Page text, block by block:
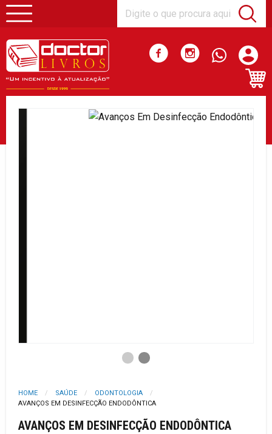
HOME SAÚDE
ODONTOLOGIA
AVANÇOS EM DESINFECÇÃO ENDODÔNTICA
AVANÇOS EM DESINFECÇÃO ENDODÔNTICA